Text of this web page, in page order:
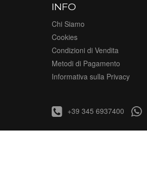
INFO
Chi Siamo
Cookies
Condizioni di Vendita
Metodi di Pagamento
Informativa sulla Privacy
+39 345 6937400